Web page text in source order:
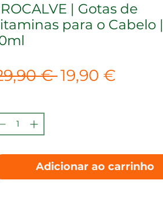
| Gotas de
para o Cabelo |
€ Preço
19,90 €
Adicionar ao carrinho